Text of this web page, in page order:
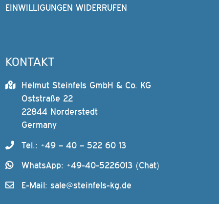
EINWILLIGUNGEN WIDERRUFEN
KONTAKT
Helmut Steinfels GmbH & Co. KG
Oststraße 22
22844 Norderstedt
Germany
Tel.: +49 – 40 – 522 60 13
WhatsApp: +49-40-5226013 (Chat)
E-Mail: sale@steinfels-kg.de